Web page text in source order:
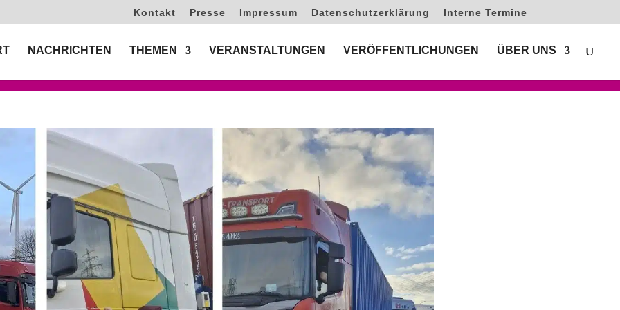
Kontakt Presse Impressum Datenschutzerklärung Interne Termine
NACHRICHTEN THEMEN VERANSTALTUNGEN VERÖFFENTLICHUNGEN ÜBER UNS